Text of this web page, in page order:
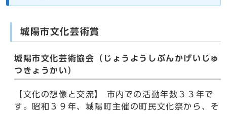
城陽市文化芸術賞
城陽市文化芸術協会（じょうようしぶんかげいじゅ
つきょうかい）
【文化の想像と交流】 市内での活動年数３３年で
す。昭和３９年、城陽町主催の町民文化祭から、そ